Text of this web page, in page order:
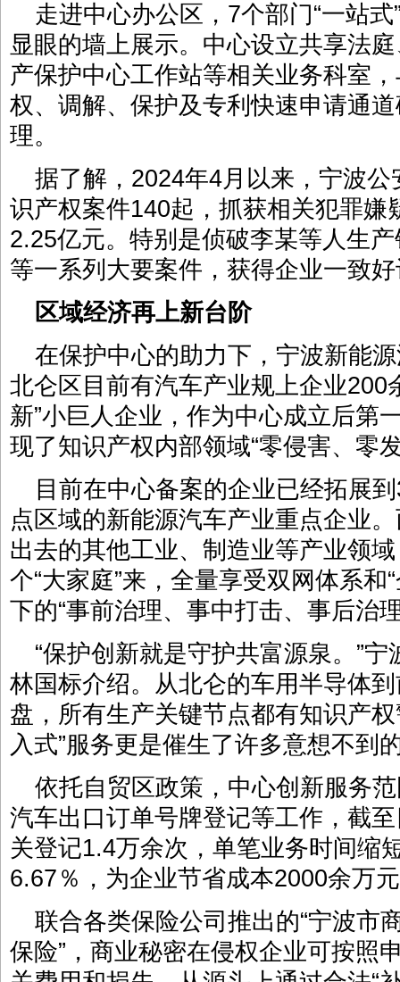
走进中心办公区，7个部门“一站
显眼的墙上展示。中心设立共享法
产保护中心工作站等相关业务科室
权、调解、保护及专利快速申请通
理。
据了解，2024年4月以来，宁波
识产权案件140起，抓获相关犯罪嫌
2.25亿元。特别是侦破李某等人生
等一系列大要案件，获得企业一致
区域经济再上新台阶
在保护中心的助力下，宁波新能
北仑区目前有汽车产业规上企业200
新”小巨人企业，作为中心成立后第
现了知识产权内部领域“零侵害、零
目前在中心备案的企业已经拓展
点区域的新能源汽车产业重点企业
出去的其他工业、制造业等产业领
个“大家庭”来，全量享受双网体系和
下的“事前治理、事中打击、事后治
“保护创新就是守护共富源泉。”
林国标介绍。从北仑的车用半导体
盘，所有生产关键节点都有知识产
入式”服务更是催生了许多意想不到
依托自贸区政策，中心创新服务
汽车出口订单号牌登记等工作，截
关登记1.4万余次，单笔业务时间缩
6.67％，为企业节省成本2000余万
联合各类保险公司推出的“宁波市
保险”，商业秘密在侵权企业可按照